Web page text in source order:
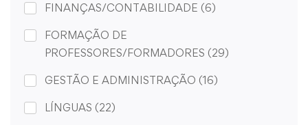
FINANÇAS/CONTABILIDADE (6)
FORMAÇÃO DE
PROFESSORES/FORMADORES (29)
GESTÃO E ADMINISTRAÇÃO (16)
LÍNGUAS (22)